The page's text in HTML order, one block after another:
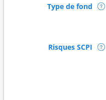
Type de fond
Risques SCPI